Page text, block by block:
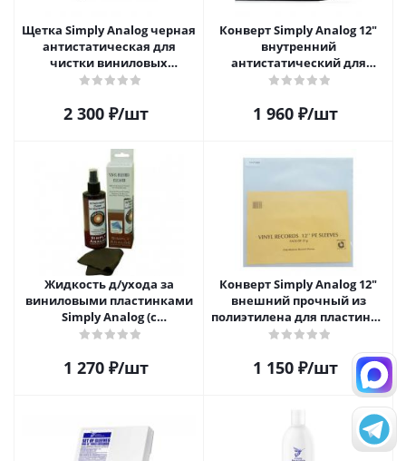
Щетка Simply Analog черная
антистатическая для
чистки виниловых
пластинок
2 300₽/шт
Конверт Simply Analog 12"
внутренний
антистатический для
пластинок (25 шт)
1 960₽/шт
Жидкость д/ухода за
виниловыми пластинками
Simply Analog (с
распылителем, 200 мл) и
1 270₽/шт
Конверт Simply Analog 12"
внешний прочный из
полиэтилена для пластинок
(25шт)
1 150₽/шт